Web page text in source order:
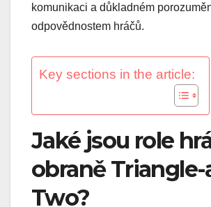
komunikaci a důkladném
odpovědnostem hráčů.
Key sections in the article:
Jaké jsou role
obraně
Two?